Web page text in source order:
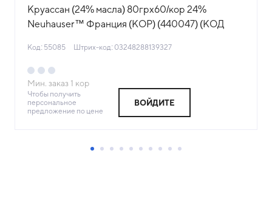
Круассан (24% масла) 80грх60/кор 24%
Neuhauser™ Франция (КОР) (440047) (КОД
Код: 55085 Штрих-код: 03248288139327
Мин. заказ 1 кор
Чтобы получить
персональное
предложение по цене
ВОЙДИТЕ